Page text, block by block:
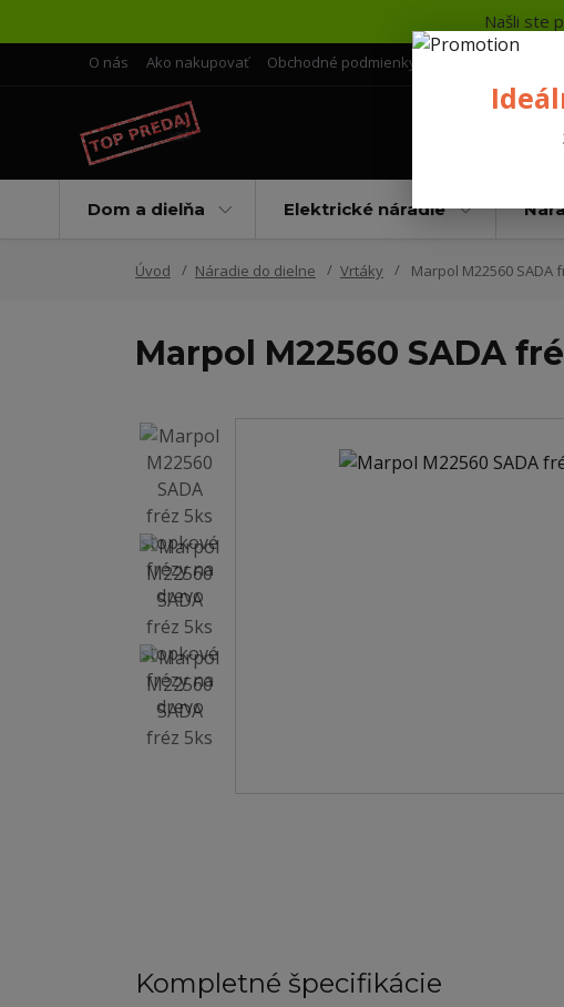
Našli ste
O nás Ako nakupovať Obchodné podmienky
Dom a dielňa Elektrické náradie
Úvod Náradie do dielne Vrtáky Marpol M22560
Marpol M22560 SADA
Kompletné špecifikácie